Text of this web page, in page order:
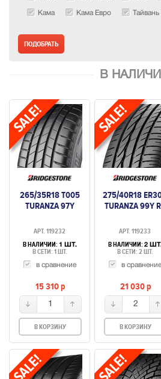
Кама Кама Евро
В
265/35R18 T005
TURANZA 97Y
АРТ. 119232
В НАЛИЧИИ: 1 ШТ.
В СЕТИ: 1 ШТ.
в сравнение
15 310p
1
В КОРЗИНУ
275/40R18
TURANZA 99Y
АРТ. 119233
В НАЛИЧИИ: 2
В СЕТИ: 2 ШТ.
в сравнение
21 030p
2
В КОРЗИНУ